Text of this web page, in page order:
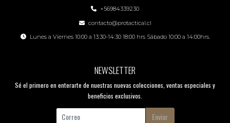
+56984339230
contacto@protactical.cl
Lunes a Viernes 10:00 a 13:30-14:30 18:00 hrs Sábado 10:00 a 14:00hrs.
NEWSLETTER
Sé el primero en enterarte de nuestras nuevas colecciones, ventas especiales y
beneficios exclusivos.
Enviar